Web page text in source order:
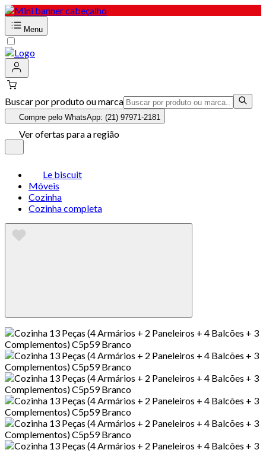
Menu
Buscar por produto ou marca
Compre pelo WhatsApp: (21) 97971-2181
Ver ofertas para a região
Le biscuit
Móveis
Cozinha
Cozinha completa